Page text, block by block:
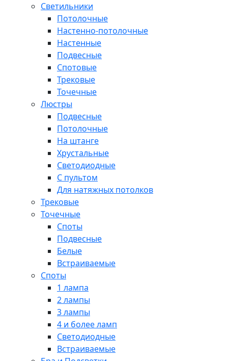
Светильники
Потолочные
Настенно-потолочные
Настенные
Подвесные
Спотовые
Трековые
Точечные
Люстры
Подвесные
Потолочные
На штанге
Хрустальные
Светодиодные
С пультом
Для натяжных потолков
Трековые
Точечные
Споты
Подвесные
Белые
Встраиваемые
Споты
1 лампа
2 лампы
3 лампы
4 и более ламп
Светодиодные
Встраиваемые